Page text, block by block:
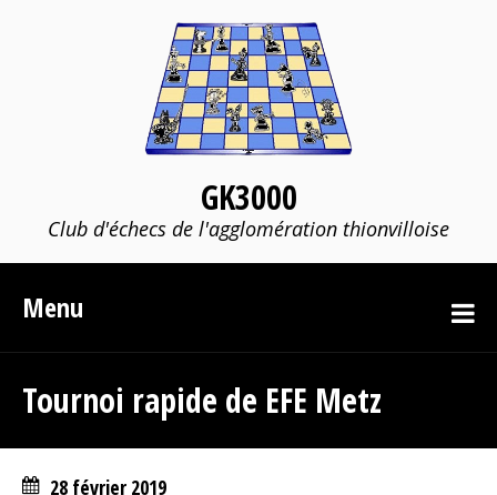
GK3000
Club d'échecs de l'agglomération thionvilloise
Menu
Tournoi rapide de EFE Metz
28 février 2019